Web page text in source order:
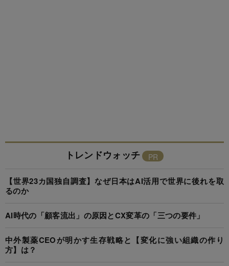
トレンドウォッチ
【世界23カ国独自調査】なぜ日本はAI活用で世界に後れを取
るのか
AI時代の「顧客流出」の原因とCX変革の「三つの要件」
中外製薬CEOが明かす生存戦略と【変化に強い組織の作り
方】は？